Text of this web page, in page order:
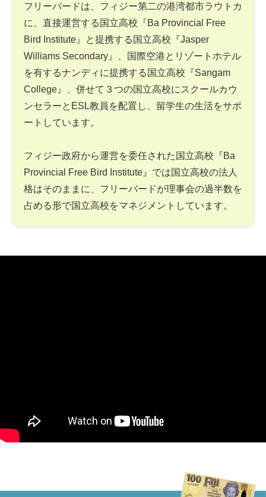
フリーバードは、フィジー第二の港湾都市ラウトカ
に、直接運営する国立高校『Ba Provincial Free
Bird Institute』と提携する国立高校『Jasper
Williams Secondary』、国際空港とリゾートホテル
を有するナンディに提携する国立高校『Sangam
College』、併せて３つの国立高校にスクールカウ
ンセラーとESL教員を配置し、留学生の生活をサポ
ートしています。
フィジー政府から運営を委任された国立高校『Ba
Provincial Free Bird Institute』では国立高校の法人
格はそのままに、フリーバードが理事会の過半数を
占める形で国立高校をマネジメントしています。